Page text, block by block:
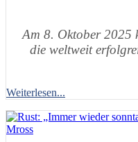
Am 8. Oktober 2025
die weltweit
Weiterlesen...